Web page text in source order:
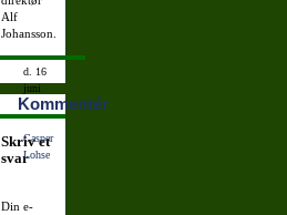
Alf
Johansson.
d. 16
juni
2007
10:52:37
Casper
Lohse
Kommentér
Skriv et
svar
Din e-